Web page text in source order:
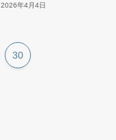
2026年4月4日
30